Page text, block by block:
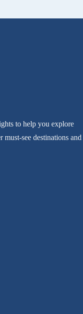
to help you explore
see destinations and